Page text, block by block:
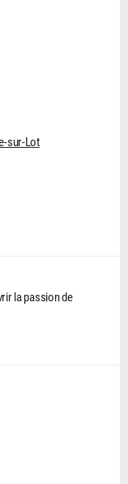
sur-Lot
la passion de